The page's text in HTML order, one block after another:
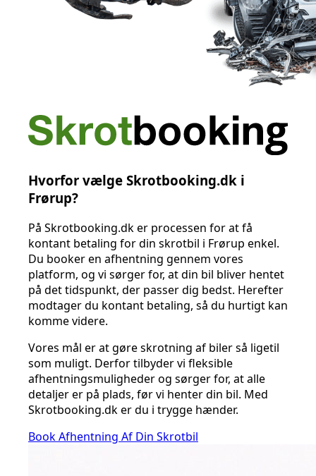
Hvorfor vælge Skrotbooking.dk i
Frørup?
På Skrotbooking.dk er processen for at få
kontant betaling for din skrotbil i Frørup enkel.
Du booker en afhentning gennem vores
platform, og vi sørger for, at din bil bliver hentet
på det tidspunkt, der passer dig bedst. Herefter
modtager du kontant betaling, så du hurtigt kan
komme videre.
Vores mål er at gøre skrotning af biler så ligetil
som muligt. Derfor tilbyder vi fleksible
afhentningsmuligheder og sørger for, at alle
detaljer er på plads, før vi henter din bil. Med
Skrotbooking.dk er du i trygge hænder.
Book Afhentning Af Din Skrotbil